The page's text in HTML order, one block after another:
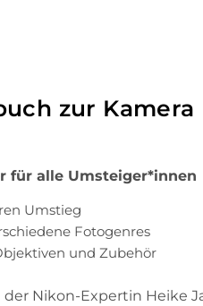
zur Kamera
für alle Umsteiger*innen
Umstieg
Fotogenres
und Zubehör
Nikon-Expertin Heike